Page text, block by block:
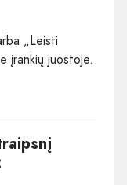
„Leisti
įrankių juostoje.